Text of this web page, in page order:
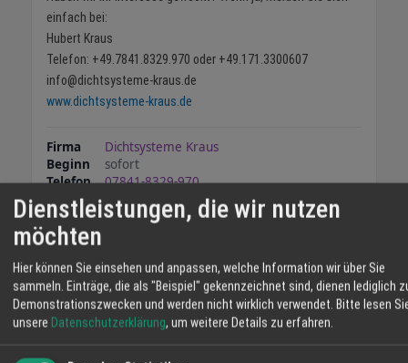
einfach bei:
Hubert Kraus
Telefon: +49.7841.8329.970 oder +49.171.3300607
info@dichtsysteme-kraus.de
www.dichtsysteme-kraus.de
Firma
Dichtsysteme Kraus
Beginn
sofort
Telefon
07841-8329-970
E-Mail
info@dichtsysteme-kraus.de
Vertriebspartner gesucht
TEILEN
Dienstleistungen, die wir nutzen
möchten
Hier können Sie einsehen und anpassen, welche Information wir über Sie
sammeln. Einträge, die als "Beispiel" gekennzeichnet sind, dienen lediglich
Demonstrationszwecken und werden nicht wirklich verwendet. Bitte lesen
unsere Datenschutzerklärung, um weitere Details zu erfahren.